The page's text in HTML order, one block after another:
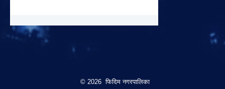
© 2026 फिदिम नगरपालिका